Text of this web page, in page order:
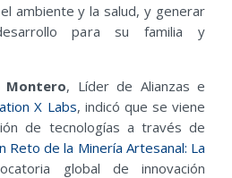
ambiente y la salud, y generar
para su familia y
Montero, Líder de Alianzas e
X Labs, indicó que se viene
de tecnologías a través de
Reto de la Minería Artesanal: La
global de innovación